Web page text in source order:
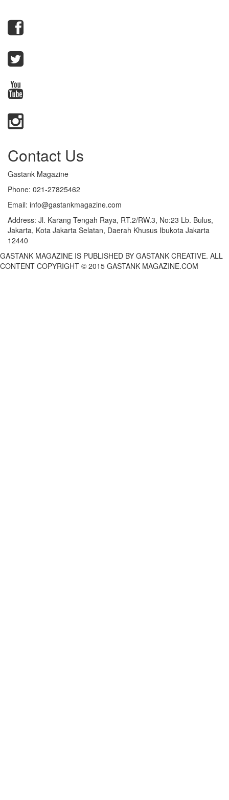
Contact Us
Gastank Magazine
Phone: 021-27825462
Email: info@gastankmagazine.com
Address: Jl. Karang Tengah Raya, RT.2/RW.3, No:23 Lb. Bulus,
Jakarta, Kota Jakarta Selatan, Daerah Khusus Ibukota Jakarta
12440
GASTANK MAGAZINE IS PUBLISHED BY GASTANK CREATIVE. ALL
CONTENT COPYRIGHT © 2015 GASTANK MAGAZINE.COM